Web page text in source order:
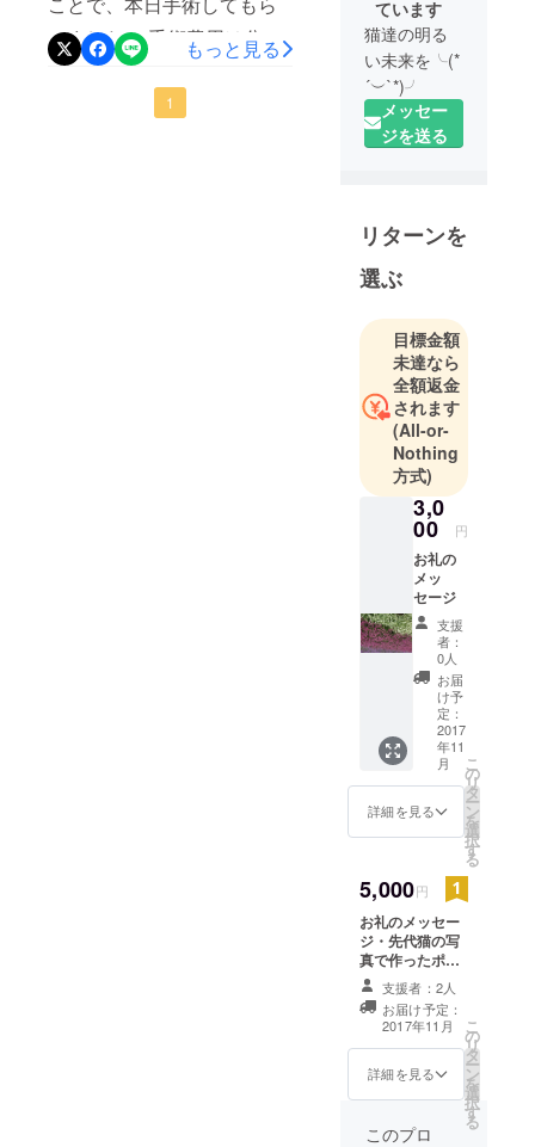
いました。 手術費用は分割
でなんとかみてもらえるこ
とができました。 一週間後
もっと見る
1
ています
猫達の明る
い未来を╰(*
´︶`*)╯
メッセー
ジを送る
リターンを
選ぶ
目標金額
未達なら
全額返金
されます
(All-or-
Nothing
方式)
3,0
00 円
お礼の
メッ
セージ
支援
者：
0人
お届
け予
定：
2017
年11
月
詳細を見る
こ
の
リ
タ
ー
ン
を
選
択
す
る
5,000円
お礼のメッセー
ジ・先代猫の写
真で作ったポス
トカード
支援者：2人
お届け予定：
2017年11月
詳細を見る
こ
の
リ
タ
ー
ン
を
選
択
す
る
このプロ